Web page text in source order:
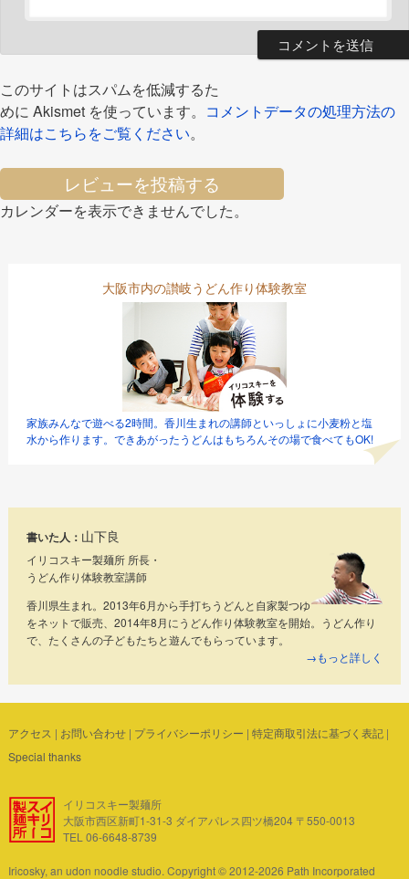
このサイトはスパムを低減するた
めに Akismet を使っています。 コメントデータの処理方法の
詳細はこちらをご覧ください。
レビューを投稿する
カレンダーを表示できませんでした。
大阪市内の讃岐うどん作り体験教室
家族みんなで遊べる2時間。香川生まれの講師といっしょに小麦粉と塩
水から作ります。できあがったうどんはもちろんその場で食べてもOK!
書いた人： 山下良
イリコスキー製麺所 所長・
うどん作り体験教室講師
香川県生まれ。2013年6月から手打ちうどんと自家製つゆ
をネットで販売、2014年8月にうどん作り体験教室を開始。うどん作り
で、たくさんの子どもたちと遊んでもらっています。
→もっと詳しく
アクセス | お問い合わせ| プライバシーポリシー | 特定商取引法に基づく表記|
Special thanks
イリコスキー製麺所
大阪市西区新町1-31-3 ダイアパレス四ツ橋204 〒550-0013
TEL 06-6648-8739
Iricosky, an udon noodle studio. Copyright © 2012-2026 Path Incorporated